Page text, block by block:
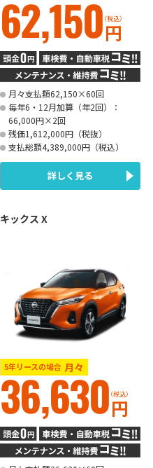
62,150円
（税込）
月々支払額62,150×60回
毎年6・12月加算（年2回）：
66,000円×2回
残価1,612,000円（税抜）
支払総額4,389,000円（税込）
詳しく見る
キックス X
5年リースの場合 月々
36,630円
（税込）